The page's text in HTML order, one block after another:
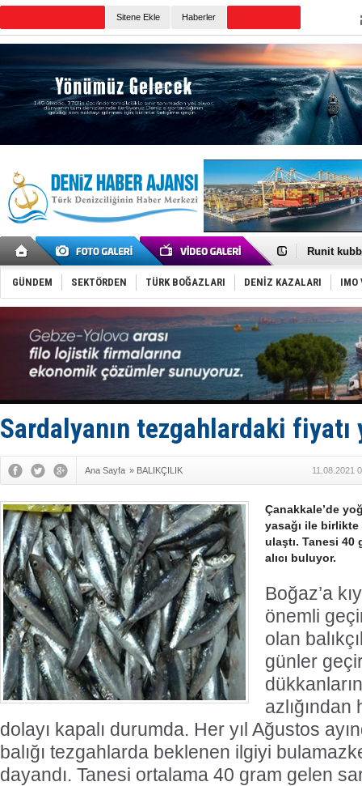
Sitene Ekle Haberler
Fairline,
Runit
Dünyanın
Türk
Hüseyin
Hat-San
Med
Tekne, su
Dışişleri
Kruvaziyer
GÜNDEM SEKTÖRDEN TÜRK BOĞAZLARI DENİZ KAZALARI IMO
Sardalyanın tezgahlardaki
Ana Sayfa » BALIKÇILIK 11.08.2021
Çanakkale’de
yasağı ile
ulaştı. Tanesi 40
alıcı buluyor.
Boğaz’a
önemli
olan
günler
dolayı kapalı durumda. Her yıl Ağustos
balığı tezgahlarda beklenen ilgiyi
dayandı. Tanesi ortalama 40 gram gelen